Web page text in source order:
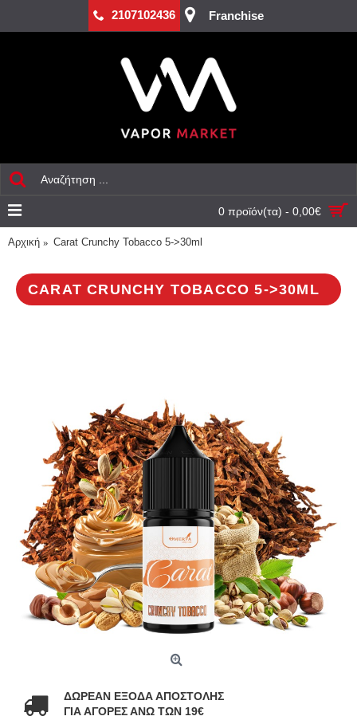
2107102436 Franchise
0 προϊόν(τα) - 0,00€
Αρχική Carat Crunchy Tobacco 5->30ml
CARAT CRUNCHY TOBACCO 5->30ML
ΔΩΡΕΑΝ ΕΞΟΔΑ ΑΠΟΣΤΟΛΗΣ
ΓΙΑ ΑΓΟΡΕΣ ΑΝΩ ΤΩΝ 19€